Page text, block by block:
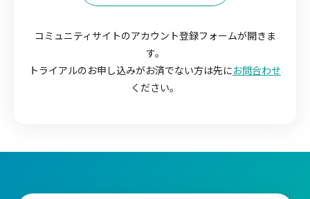
コミュニティサイトのアカウント登録フォームが開きま
す。
トライアルのお申し込みがお済でない方は先にお問合わせ
ください。